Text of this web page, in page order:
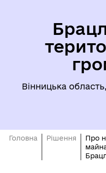
Вінницька
Головна Рішення
Про